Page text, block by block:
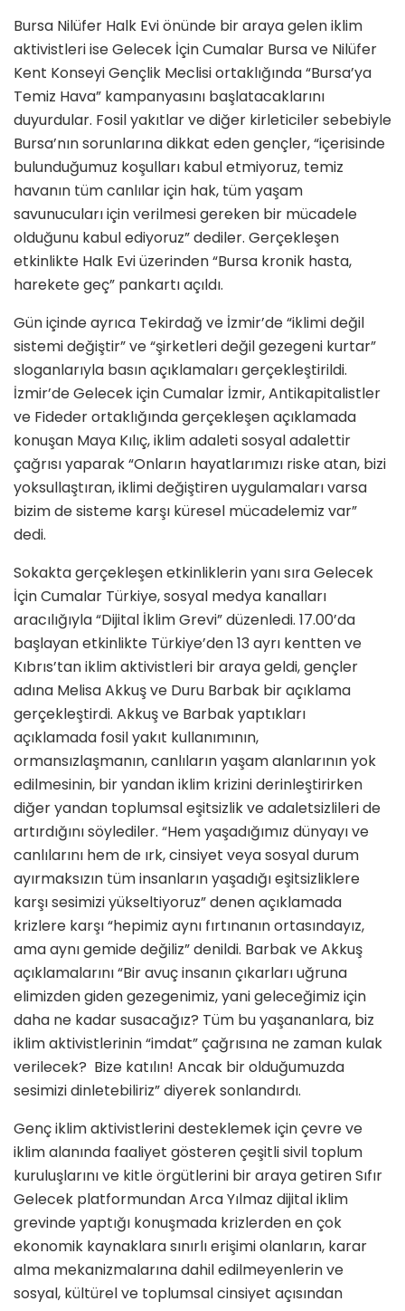
Bursa Nilüfer Halk Evi önünde bir araya gelen iklim
aktivistleri ise Gelecek İçin Cumalar Bursa ve Nilüfer
Kent Konseyi Gençlik Meclisi ortaklığında “Bursa’ya
Temiz Hava” kampanyasını başlatacaklarını
duyurdular. Fosil yakıtlar ve diğer kirleticiler sebebiyle
Bursa’nın sorunlarına dikkat eden gençler, “içerisinde
bulunduğumuz koşulları kabul etmiyoruz, temiz
havanın tüm canlılar için hak, tüm yaşam
savunucuları için verilmesi gereken bir mücadele
olduğunu kabul ediyoruz” dediler. Gerçekleşen
etkinlikte Halk Evi üzerinden “Bursa kronik hasta,
harekete geç” pankartı açıldı.
Gün içinde ayrıca Tekirdağ ve İzmir’de “iklimi değil
sistemi değiştir” ve “şirketleri değil gezegeni kurtar”
sloganlarıyla basın açıklamaları gerçekleştirildi.
İzmir’de Gelecek için Cumalar İzmir, Antikapitalistler
ve Fideder ortaklığında gerçekleşen açıklamada
konuşan Maya Kılıç, iklim adaleti sosyal adalettir
çağrısı yaparak “Onların hayatlarımızı riske atan, bizi
yoksullaştıran, iklimi değiştiren uygulamaları varsa
bizim de sisteme karşı küresel mücadelemiz var”
dedi.
Sokakta gerçekleşen etkinliklerin yanı sıra Gelecek
İçin Cumalar Türkiye, sosyal medya kanalları
aracılığıyla “Dijital İklim Grevi” düzenledi. 17.00’da
başlayan etkinlikte Türkiye’den 13 ayrı kentten ve
Kıbrıs’tan iklim aktivistleri bir araya geldi, gençler
adına Melisa Akkuş ve Duru Barbak bir açıklama
gerçekleştirdi. Akkuş ve Barbak yaptıkları
açıklamada fosil yakıt kullanımının,
ormansızlaşmanın, canlıların yaşam alanlarının yok
edilmesinin, bir yandan iklim krizini derinleştirirken
diğer yandan toplumsal eşitsizlik ve adaletsizlileri de
artırdığını söylediler. “Hem yaşadığımız dünyayı ve
canlılarını hem de ırk, cinsiyet veya sosyal durum
ayırmaksızın tüm insanların yaşadığı eşitsizliklere
karşı sesimizi yükseltiyoruz” denen açıklamada
krizlere karşı “hepimiz aynı fırtınanın ortasındayız,
ama aynı gemide değiliz” denildi. Barbak ve Akkuş
açıklamalarını “Bir avuç insanın çıkarları uğruna
elimizden giden gezegenimiz, yani geleceğimiz için
daha ne kadar susacağız? Tüm bu yaşananlara, biz
iklim aktivistlerinin “imdat” çağrısına ne zaman kulak
verilecek? Bize katılın! Ancak bir olduğumuzda
sesimizi dinletebiliriz” diyerek sonlandırdı.
Genç iklim aktivistlerini desteklemek için çevre ve
iklim alanında faaliyet gösteren çeşitli sivil toplum
kuruluşlarını ve kitle örgütlerini bir araya getiren Sıfır
Gelecek platformundan Arca Yılmaz dijital iklim
grevinde yaptığı konuşmada krizlerden en çok
ekonomik kaynaklara sınırlı erişimi olanların, karar
alma mekanizmalarına dahil edilmeyenlerin ve
sosyal, kültürel ve toplumsal cinsiyet açısından